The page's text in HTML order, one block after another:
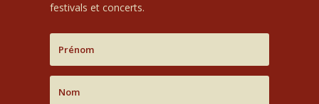
festivals et concerts.